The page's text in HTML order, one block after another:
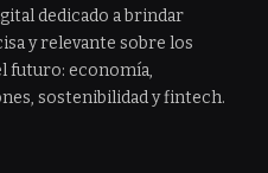
dedicado a brindar
y relevante sobre los
futuro: economía,
sostenibilidad y fintech.